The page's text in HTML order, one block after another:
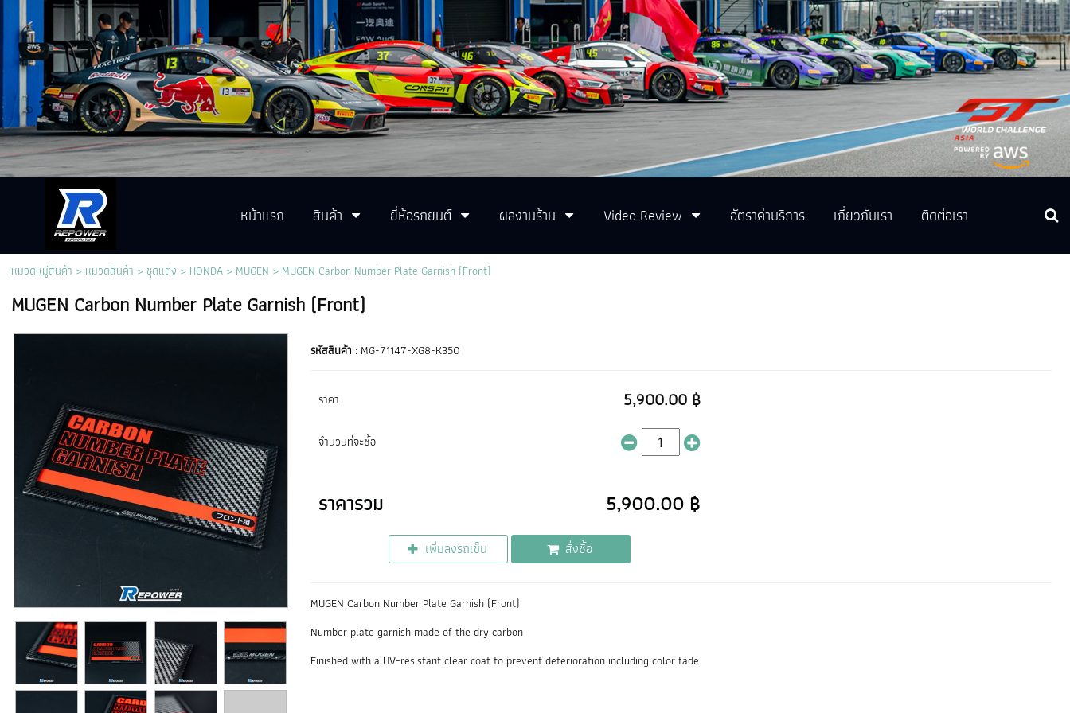
หน้าแรก สินค้า ยี่ห้อรถยนต์ ผลงานร้าน Video Review อัตราค่าบริการ เกี่ยวกับเรา ติดต่อเรา
หมวดหมู่สินค้า > หมวดสินค้า > ชุดแต่ง > HONDA> MUGEN > MUGEN Carbon Number Plate Garnish (Front)
MUGEN Carbon Number Plate Garnish (Front)
รหัสสินค้า : MG-71147-XG8-K350
ราคา 5,900.00 ฿
จำนวนที่จะซื้อ
ราคารวม 5,900.00 ฿
เพิ่มลงรถเข็น สั่งซื้อ
MUGEN Carbon Number Plate Garnish (Front)
Number plate garnish made of the dry carbon
Finished with a UV-resistant clear coat to prevent deterioration including color fade